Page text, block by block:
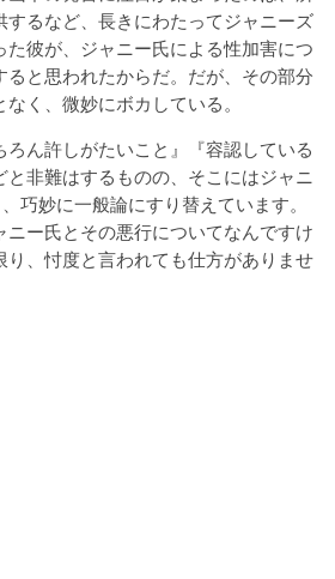
するなど、長きにわたってジャニーズ
た彼が、ジャニー氏による性加害につ
ると思われたからだ。だが、その部分
く、微妙にボカしている。
ろん許しがたいこと』『容認している
非難はするものの、そこにはジャニ
巧妙に一般論にすり替えています。
ニー氏とその悪行についてなんですけ
り、忖度と言われても仕方がありませ